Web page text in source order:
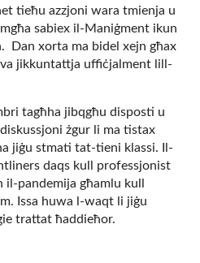
tieħu azzjoni wara tmienja u
sabiex il-Maniġment ikun
Dan xorta ma bidel xejn għax
jikkuntattja uffiċjalment lill-
tagħha jibqgħu disposti u
żgur li ma tistax
jiġu stmati tat-tieni klassi. Il-
daqs kull professjonist
pandemija għamlu kull
Issa huwa l-waqt li jiġu
trattat ħaddieħor.